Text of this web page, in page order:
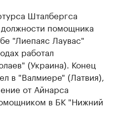
Шталбергса
помощника
"Лиепаяс Лаувас"
работал
(Украина). Конец
в "Валмиере" (Латвия),
от Айнарса
в БК "Нижний